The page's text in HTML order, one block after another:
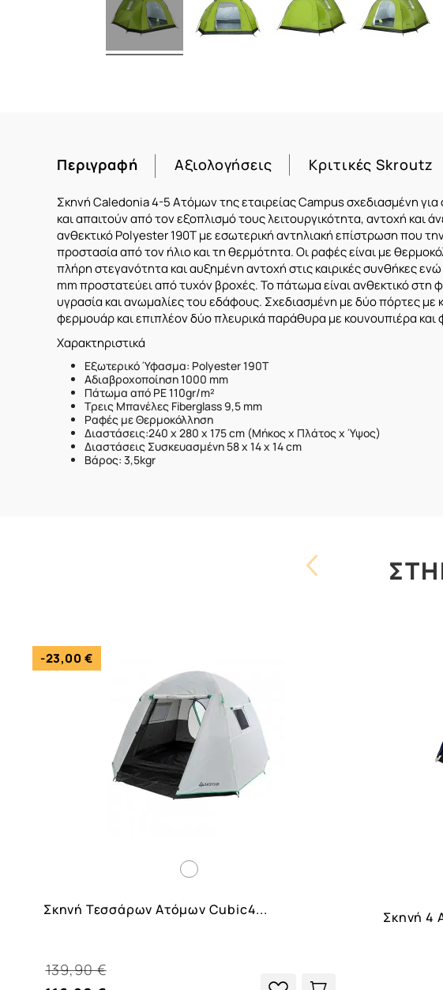
Περιγραφή Αξιολογήσεις Κριτικές Skroutz
Σκηνή Caledonia 4-5 Ατόμων της εταιρείας Campus σχεδιασμένη
και απαιτούν από τον εξοπλισμό τους λειτουργικότητα, αντοχή και
ανθεκτικό Polyester 190T με εσωτερική αντηλιακή επίστρωση που την
προστασία από τον ήλιο και τη θερμότητα. Οι ραφές είναι με
πλήρη στεγανότητα και αυξημένη αντοχή στις καιρικές συνθήκες
mm προστατεύει από τυχόν βροχές. Το πάτωμα είναι ανθεκτικό
υγρασία και ανωμαλίες του εδάφους. Σχεδιασμένη με δύο πόρτες με
φερμουάρ και επιπλέον δύο πλευρικά παράθυρα με κουνουπιέρα και
Χαρακτηριστικά
Εξωτερικό Ύφασμα: Polyester 190T
Αδιαβροχοποίηση 1000 mm
Πάτωμα από PE 110gr/m²
Τρεις Μπανέλες Fiberglass 9,5 mm
Ραφές με Θερμοκόλληση
Διαστάσεις:240 x 280 x 175 cm (Μήκος x Πλάτος x Ύψος)
Διαστάσεις Συσκευασμένη 58 x 14 x 14 cm
Βάρος: 3,5kgr
Σκηνή Τεσσάρων Ατόμων Cubic4...
139,90 €
-23,00 €
Σκηνή 4